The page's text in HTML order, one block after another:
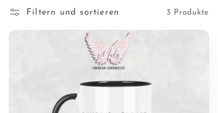
o
r
Filtern und sortieren 3 Produkte